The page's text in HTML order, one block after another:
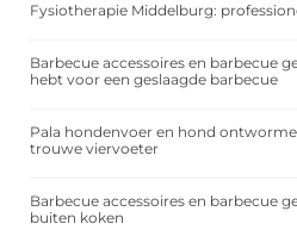
Fysiotherapie Middelburg:
Barbecue accessoires en barbecue
hebt voor een geslaagde barbecue
Pala hondenvoer en hond
trouwe viervoeter
Barbecue accessoires en barbecue
buiten koken